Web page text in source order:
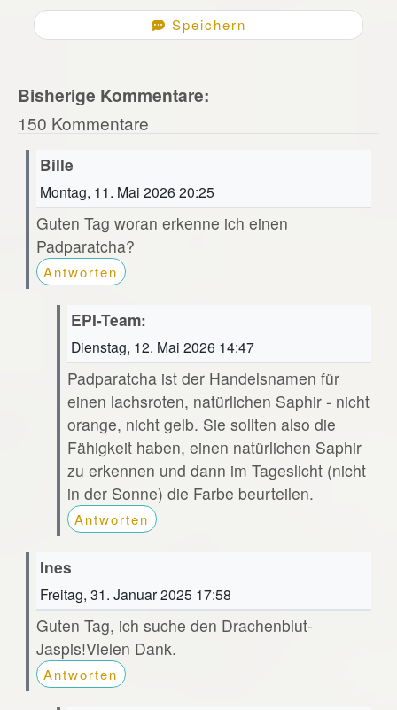
Speichern
Bisherige Kommentare:
150 Kommentare
Bille
Montag, 11. Mai 2026 20:25
Guten Tag woran erkenne ich einen
Padparatcha?
Antworten
EPI-Team:
Dienstag, 12. Mai 2026 14:47
Padparatcha ist der Handelsnamen für
einen lachsroten, natürlichen Saphir - nicht
orange, nicht gelb. Sie sollten also die
Fähigkeit haben, einen natürlichen Saphir
zu erkennen und dann im Tageslicht (nicht
in der Sonne) die Farbe beurteilen.
Antworten
Ines
Freitag, 31. Januar 2025 17:58
Guten Tag, ich suche den Drachenblut-
Jaspis!Vielen Dank.
Antworten